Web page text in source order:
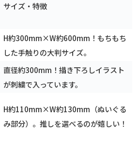
サイズ・特徴
H約300mm×W約600mm！もちもち
した手触りの大判サイズ。
直径約300mm！描き下ろしイラスト
が刺繍で入っています。
H約110mm×W約130mm（ぬいぐる
み部分）。推しを選べるのが嬉しい！